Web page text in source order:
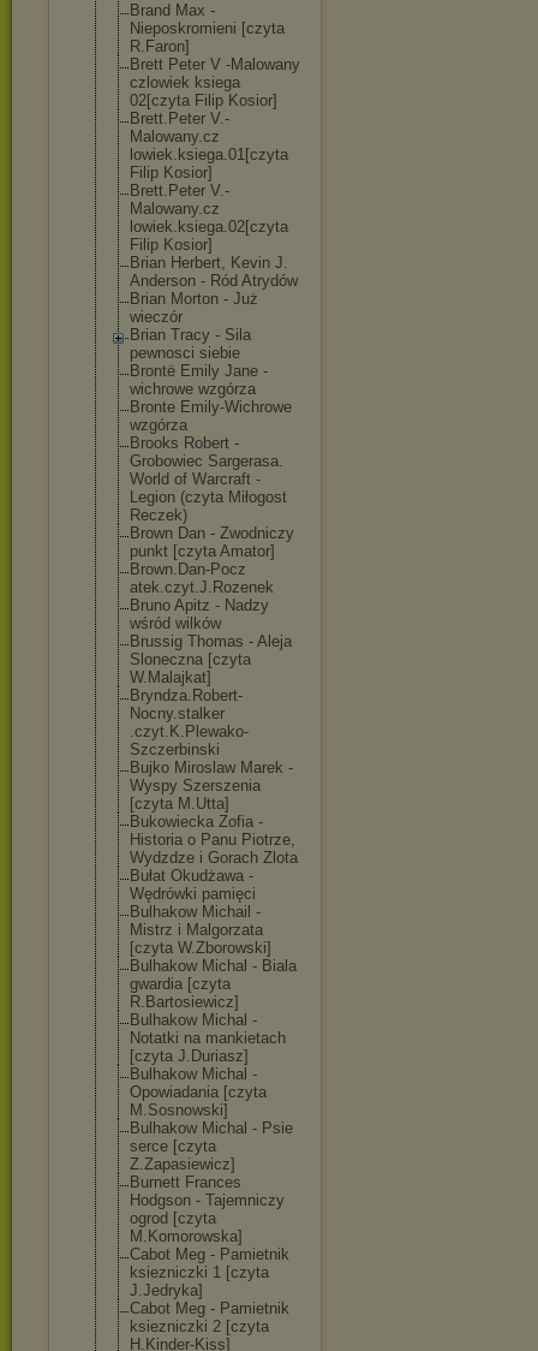
Brand Max -
Nieposkromieni [czyta
R.Faron]
Brett Peter V -Malowany
czlowiek ksiega
02[czyta Filip Kosior]
Brett.Peter V.-
Malowany.cz
lowiek.ksiega.01[czyta
Filip Kosior]
Brett.Peter V.-
Malowany.cz
lowiek.ksiega.02[czyta
Filip Kosior]
Brian Herbert, Kevin J.
Anderson - Ród Atrydów
Brian Morton - Już
wieczór
Brian Tracy - Sila
pewnosci siebie
Brontë Emily Jane -
wichrowe wzgórza
Bronte Emily-Wichrowe
wzgórza
Brooks Robert -
Grobowiec Sargerasa.
World of Warcraft -
Legion (czyta Miłogost
Reczek)
Brown Dan - Zwodniczy
punkt [czyta Amator]
Brown.Dan-Pocz
atek.czyt.J.Rozenek
Bruno Apitz - Nadzy
wśród wilków
Brussig Thomas - Aleja
Sloneczna [czyta
W.Malajkat]
Bryndza.Robert-
Nocny.stalker
.czyt.K.Plewako-
Szczerbinski
Bujko Miroslaw Marek -
Wyspy Szerszenia
[czyta M.Utta]
Bukowiecka Zofia -
Historia o Panu Piotrze,
Wydzdze i Gorach Zlota
Bułat Okudżawa -
Wędrówki pamięci
Bulhakow Michail -
Mistrz i Malgorzata
[czyta W.Zborowski]
Bulhakow Michal - Biala
gwardia [czyta
R.Bartosiewicz]
Bulhakow Michal -
Notatki na mankietach
[czyta J.Duriasz]
Bulhakow Michal -
Opowiadania [czyta
M.Sosnowski]
Bulhakow Michal - Psie
serce [czyta
Z.Zapasiewicz]
Burnett Frances
Hodgson - Tajemniczy
ogrod [czyta
M.Komorowska]
Cabot Meg - Pamietnik
ksiezniczki 1 [czyta
J.Jedryka]
Cabot Meg - Pamietnik
ksiezniczki 2 [czyta
H.Kinder-Kiss]